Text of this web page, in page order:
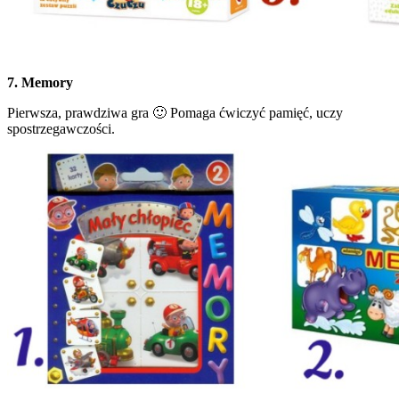
7. Memory
Pierwsza, prawdziwa gra 🙂 Pomaga ćwiczyć pamięć, uczy
spostrzegawczości.